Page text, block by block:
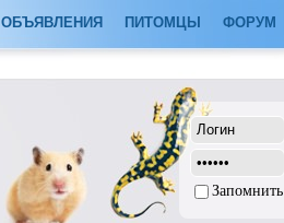
ОБЪЯВЛЕНИЯ ПИТОМЦЫ ФОРУМ
Запомнить